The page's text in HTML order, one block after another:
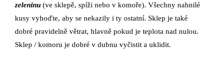
zeleninu (ve sklepě, spíži nebo v komoře). Všechny nahnilé
kusy vyhoďte, aby se nekazily i ty ostatní. Sklep je také
dobré pravidelně větrat, hlavně pokud je teplota nad nulou.
Sklep / komoru je dobré v dubnu vyčistit a uklidit.